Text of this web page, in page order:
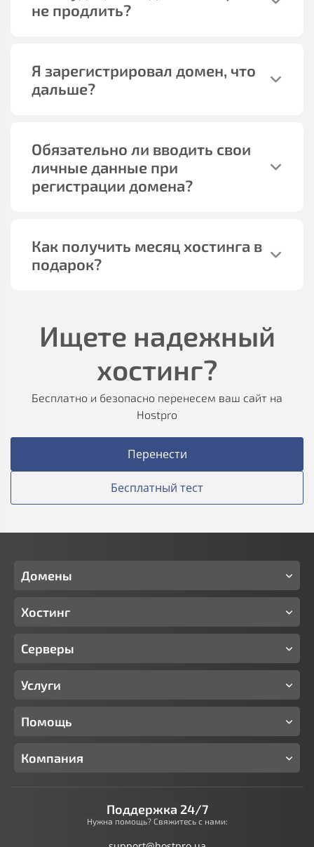
не продлить?
Я зарегистрировал домен, что
дальше?
Обязательно ли вводить свои
личные данные при
регистрации домена?
Как получить месяц хостинга в
подарок?
Ищете надежный
хостинг?
Бесплатно и безопасно перенесем ваш сайт на
Hostpro
Перенести
Бесплатный тест
Домены
Хостинг
Серверы
Услуги
Помощь
Компания
Поддержка 24/7
Нужна помощь? Свяжитесь с нами: